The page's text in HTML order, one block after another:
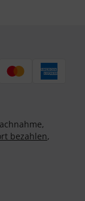
bezahlen,